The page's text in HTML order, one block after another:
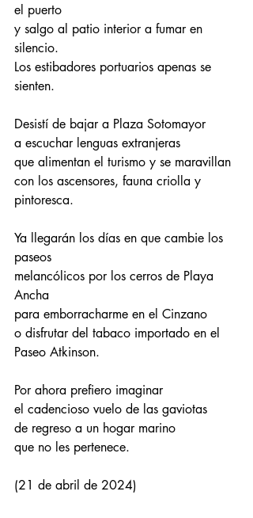
el puerto
y salgo al patio interior a fumar en
silencio.
Los estibadores portuarios apenas se
sienten.
Desistí de bajar a Plaza Sotomayor
a escuchar lenguas extranjeras
que alimentan el turismo y se maravillan
con los ascensores, fauna criolla y
pintoresca.
Ya llegarán los días en que cambie los
paseos
melancólicos por los cerros de Playa
Ancha
para emborracharme en el Cinzano
o disfrutar del tabaco importado en el
Paseo Atkinson.
Por ahora prefiero imaginar
el cadencioso vuelo de las gaviotas
de regreso a un hogar marino
que no les pertenece.
(21 de abril de 2024)